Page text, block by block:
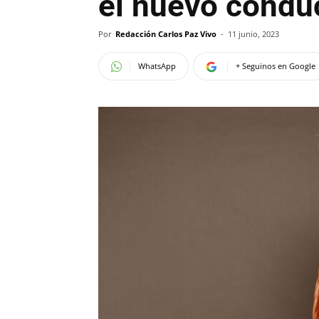
Por Redacción Carlos Paz Vivo - 11 junio, 2023
WhatsApp + Seguinos en Google